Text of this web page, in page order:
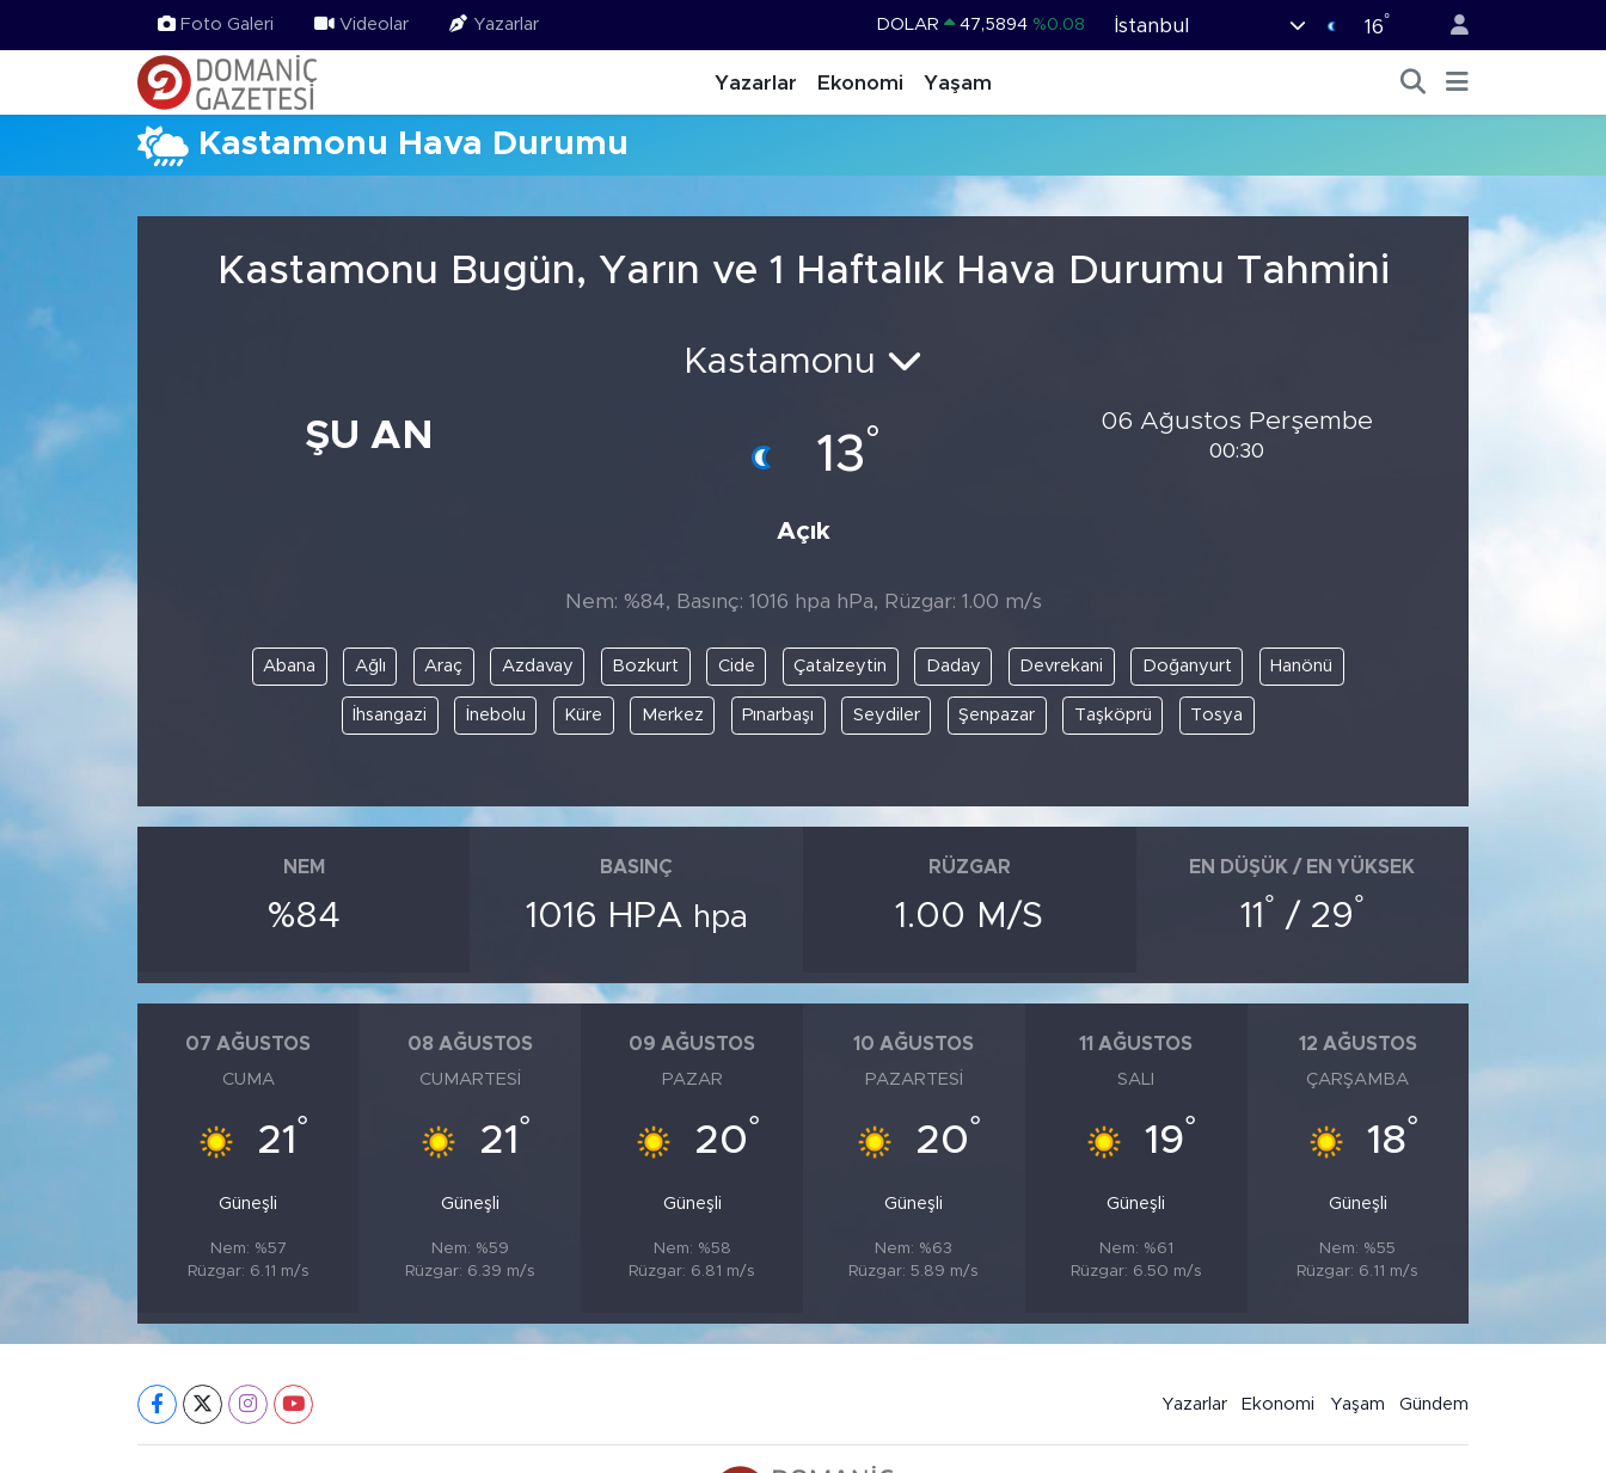
Foto Galeri Videolar Yazarlar DOLAR 47,5894 %0.08
STERLİN 64,1581 %0.16
BİST100 13.703
İstanbul 16°
Yazarlar Ekonomi Yaşam
Kastamonu Hava Durumu
Kastamonu Bugün, Yarın ve 1 Haftalık Hava Durumu Tahmini
ŞU AN
Kastamonu
13°
Açık
06 Ağustos Perşembe
00:30
Nem: %84, Basınç: 1016 hpa hPa, Rüzgar: 1.00 m/s
Abana Ağlı Araç Azdavay Bozkurt Cide Çatalzeytin Daday Devrekani Doğanyurt Hanönü
İhsangazi İnebolu Küre Merkez Pınarbaşı Seydiler Şenpazar Taşköprü Tosya
NEM
%84
BASINÇ
1016 HPA hpa
RÜZGAR
1.00 M/S
EN DÜŞÜK / EN YÜKSEK
11 ° / 29°
07 AĞUSTOS
CUMA
21 °
Güneşli
Nem: %57
Rüzgar: 6.11 m/s
08 AĞUSTOS
CUMARTESI
21 °
Güneşli
Nem: %59
Rüzgar: 6.39 m/s
09 AĞUSTOS
PAZAR
20°
Güneşli
Nem: %58
Rüzgar: 6.81 m/s
10 AĞUSTOS
PAZARTESI
20°
Güneşli
Nem: %63
Rüzgar: 5.89 m/s
11 AĞUSTOS
SALI
19°
Güneşli
Nem: %61
Rüzgar: 6.50 m/s
12 AĞUSTOS
ÇARŞAMBA
18°
Güneşli
Nem: %55
Rüzgar: 6.11 m/s
Yazarlar Ekonomi Yaşam Gündem